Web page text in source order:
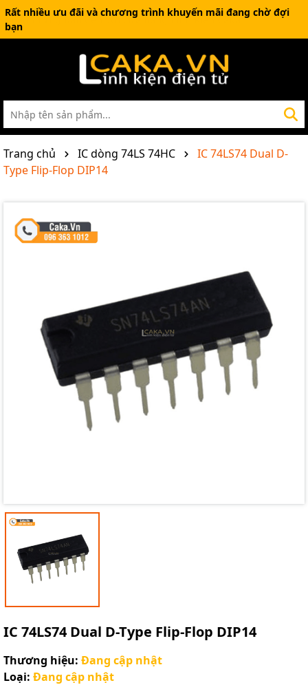
Rất nhiều ưu đãi và chương trình khuyến mãi đang chờ đợi
bạn
Trang chủ IC dòng 74LS 74HC
IC 74LS74 Dual D-
Type Flip-Flop DIP14
IC 74LS74 Dual D-Type Flip-Flop DIP14
Thương hiệu: Đang cập nhật
Loại: Đang cập nhật